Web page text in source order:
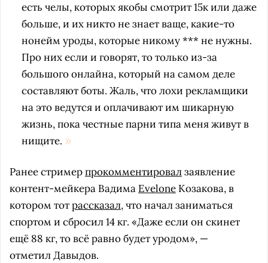
есть челы, которых якобы смотрит 15к или даже
больше, и их никто не знает ваще, какие-то
нонейм уроды, которые никому *** не нужны.
Про них если и говорят, то только из-за
большого онлайна, который на самом деле
составляют боты. Жаль, что лохи рекламщики
на это ведутся и оплачивают им шикарную
жизнь, пока честные парни типа меня живут в
нищите.
Ранее стримерпрокомментировалзаявление
контент-мейкера Вадима Evelone Козакова, в
котором тотрассказал, что начал заниматься
спортом и сбросил 14 кг. «Даже если он скинет
ещё 88 кг, то всё равно будет уродом», —
отметил Давыдов.